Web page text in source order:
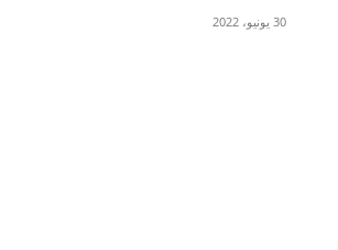
30 يونيو، 2022